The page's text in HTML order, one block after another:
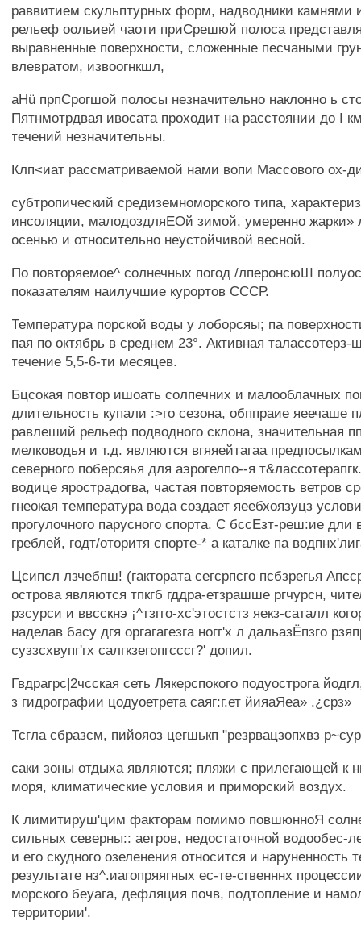
раввитием скульптурных форм, надводники камнями
рельеф оольией чаоти приСрешюй полоса
выравненные поверхности, сложенные песчаными
влевратом, извоогнкшл,
aHü прпСрогшой полосы незначительно наклонно ь
Пятнмотрдвая ивосата проходит на расстоянии до I
течений незначительны.
Клп<иат рассматриваемой нами вопи Массового ох-
субтропический средиземноморского типа,
инсоляции, малодоздляЕОй зимой, умеренно жарки»
осенью и относительно неустойчивой весной.
По повторяемое^ солнечных погод /лперонсюШ
показателям наилучшие курортов СССР.
Температура порской воды у лоборсяы; па
пая по октябрь в среднем 23°. Активная
течение 5,5-6-ти месяцев.
Бцсокая повтор ишоать солпечних и малооблачных
длительность купали :>го сезона, обппраие яеечаше
равлеший рельеф подводного склона, значительная
мелководья и т.д. являются вгяяейтагаа
северного поберсяья для аэрогелпо--я
водице ярострадогва, частая повторяемость ветров
гнеокая температура вода создает яеебхоязуцз
прогулочного парусного спорта. С бссЕзт-реш:ие дли
греблей, годт/оторитя спорте-* а каталке па
Цсипсл лзчебпш! (гактората сегсрпсго псбзрегья
острова являются тпкгб гддра-етзрашше ргчурсн,
рзсурси и ввсскнэ ¡^тзгго-хс'этостстз яекз-саталл
наделав басу дгя оргагагезга ногг'х л дальазЁпзго
суззсхвупг'гх салгкзегопгсссг?' допил.
Гвдрагрс|2чсская сеть Лякерспокого подуострога
з гидрографии цодуоетрета саяг:г.ет йияаЯеа» .¿срз»
Тсгла сбразсм, пийояоз цегшькп "резрвацзопхвз
саки зоны отдыха являются; пляжи с прилегающей к
моря, климатические условия и приморский воздух.
К лимитируш'цим факторам помимо повшюнноЯ
сильных северны:: аетров, недостаточной водообес-
и его скудного озеленения относится и наруненность
результате нз^.иагопряягных ес-те-сгвенннх
морского беуага, дефляция почв, подтопление и
территории'.